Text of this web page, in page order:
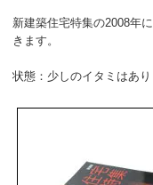
新建築住宅特集の2008年
きます。
状態：少しのイタミはあ